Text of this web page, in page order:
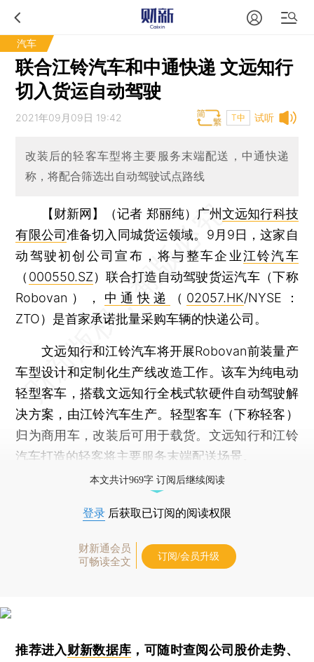
汽车
联合江铃汽车和中通快递 文远知行
切入货运自动驾驶
试听
2021年09月09日 19:42 T中
改装后的轻客车型将主要服务末端配送，中通快递
称，将配合筛选出自动驾驶试点路线
【财新网】（记者 郑丽纯） 广州文远知行科技
有限公司准备切入同城货运领域。9月9日，这家自
动驾驶初创公司宣布，将与整车企业江铃汽车
（ 000550.SZ）联合打造自动驾驶货运汽车（下称
Robovan）， 中通快递 （ 02057.HK/NYSE：
ZTO）是首家承诺批量采购车辆的快递公司。
文远知行和江铃汽车将开展Robovan前装量产
车型设计和定制化生产线改造工作。该车为纯电动
轻型客车，搭载文远知行全栈式软硬件自动驾驶解
决方案，由江铃汽车生产。轻型客车（下称轻客）
归为商用车，改装后可用于载货。文远知行和江铃
汽车打造的轻客将主要服务末端配送场景。
本文共计969字 订阅后继续阅读
登录 后获取已订阅的阅读权限
财新通会员
可畅读全文
订阅/会员升级
推荐进入财新数据库 ，可随时查阅公司股价走势、